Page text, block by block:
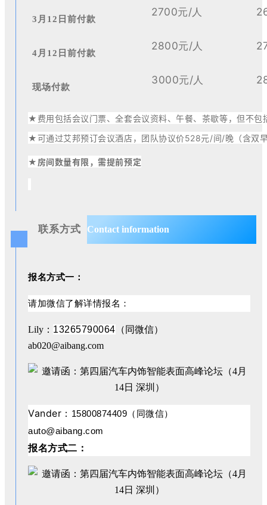
3月12日前付款
2700元/人
4月12日前付款
2800元/人
现场付款
3000元/人
★ 费用包括会议门票、全套会议资料、午餐、茶歇等，但不包
★可通过艾邦预订会议酒店，团队协议价528元/间/晚（含双
★ 房间数量有限，需提前预定
联系方式 Contact information
报名方式一：
请加微信了解详情报名：
Lily： 13265790064 （同微信）
ab020@aibang.com
Vander： 15800874409（同微信）
auto@aibang.com
报名方式二：